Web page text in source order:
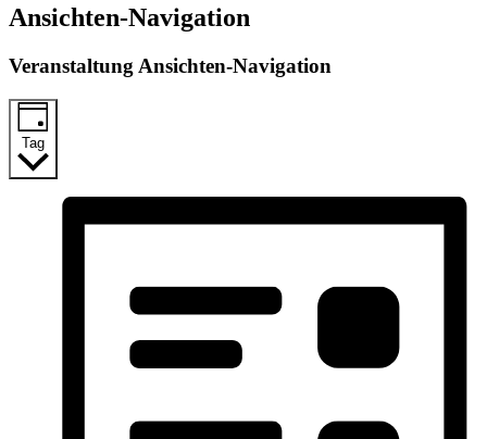
Ansichten-Navigation
Veranstaltung Ansichten-Navigation
Tag